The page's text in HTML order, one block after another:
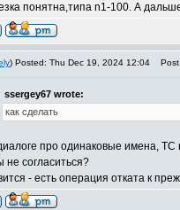
понятна,типа n1-100. А
) Posted: Thu Dec 19, 2024 12:04 Post
ssergey67 wrote:
как сделать
про одинаковые имена, TC
не согласиться?
- есть операция отката к